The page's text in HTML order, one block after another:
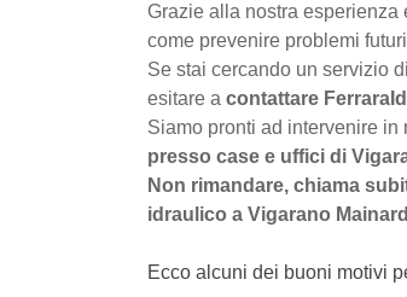
Grazie alla nostra esperienza
come prevenire problemi
Se stai cercando un servizio di
esitare a contattare
Siamo pronti ad intervenire
presso case e uffici di
Non rimandare, chiama
idraulico a Vigarano
Ecco alcuni dei buoni motivi